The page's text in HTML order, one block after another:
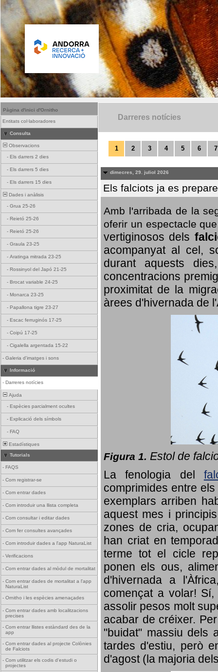
Pàgina d'inici d'Ornitho
Entitats col·laboradores
Consulta
Observacions
- Els darrers 2 dies
- Els darrers 5 dies
- Els darrers 15 dies
Dades i anàlisis
- Grua 25-26
- Reietó 25-26
- Reietó 25-26
- Graula 23-25
- Aratinga mitrada 23-25
- Rossinyol del Japó 21-25
- Brocat variable 24-25
- Monarca 23-25
- Papallona tigre 23-27
- Escac ferruginós 17-25
- Coipú 17-25
- Cigalella argentada 15-22
- Galeria d'imatges i sons
Informació
- Darreres notícies
Ajuda
- Espècies parcialment ocultes
- Explicació dels símbols
- FAQ
Estadístiques
Tutorials
- FAQS
- Com registrar-se
- Com entrar dades
- Com introduir una llista completa
- Com consultar i editar dades
- Com fer consultes avançades
- Com introduir dades a l'app NaturaList
- Verificacions
- Com entrar dades al mòdul de mortalitat
- Com entrar dades de mortalitat a l'app
NaturaList
- Ornitho i les espècies amenaçades
- Com entrar dades amb localitzacions
precises
- Com entrar llistes estàndard des de la
app
- Com entrar dades al projecte Colònies
de Falciots
- Com utilitzar els codis d'estudi o
projectes
Darreres notícies
1 2 3 4 5 6 7
dimecres, 29. juliol 2026
Els falciots ja es
Amb l'arribada de la
oferir un espectacle
vertiginosos dels
acompanyat al cel,
durant aquests
concentracions
proximitat de la
àrees d'hivernada de
Figura 1. Estol de
La fenologia del
comprimides entre
exemplars arriben
aquest mes i
zones de cria,
han criat en
terme tot el cicle
ponen els ous,
d'hivernada a
començat a volar!
assolir pesos molt
acabar de créixer.
"buidat" massiu dels
tardes d'estiu, però
d'agost (la majoria